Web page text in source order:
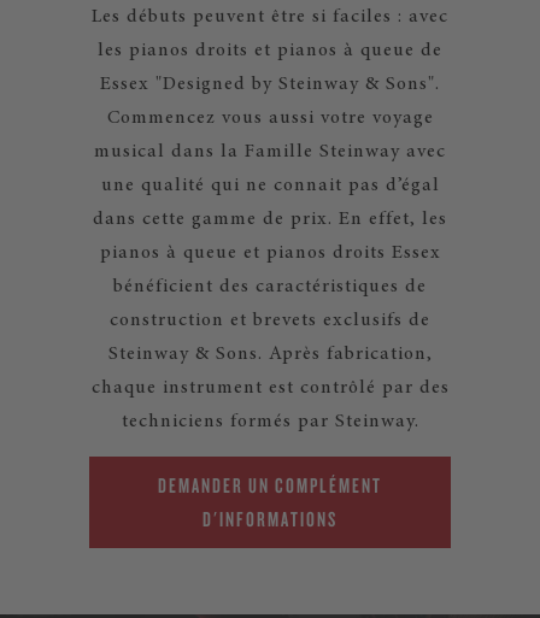
Les débuts peuvent être si faciles : avec
les pianos droits et pianos à queue de
Essex "Designed by Steinway & Sons".
Commencez vous aussi votre voyage
musical dans la Famille Steinway avec
une qualité qui ne connait pas d’égal
dans cette gamme de prix. En effet, les
pianos à queue et pianos droits Essex
bénéficient des caractéristiques de
construction et brevets exclusifs de
Steinway & Sons. Après fabrication,
chaque instrument est contrôlé par des
techniciens formés par Steinway.
DEMANDER UN COMPLÉMENT
D'INFORMATIONS